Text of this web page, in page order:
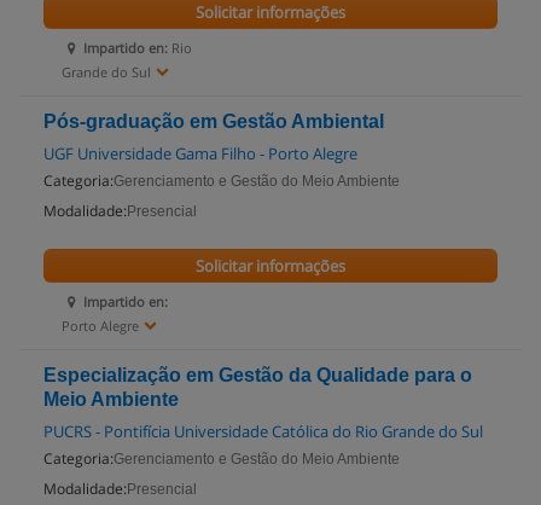
Impartido en: Rio
Grande do Sul
Solicitar informações
Pós-graduação em Gestão Ambiental
UGF Universidade Gama Filho - Porto Alegre
Categoria:Gerenciamento e Gestão do Meio Ambiente
Modalidade: Presencial
Impartido en:
Porto Alegre
Solicitar informações
Especialização em Gestão da Qualidade para o
Meio Ambiente
PUCRS - Pontifícia Universidade Católica do Rio Grande do Sul
Categoria:Gerenciamento e Gestão do Meio Ambiente
Modalidade: Presencial